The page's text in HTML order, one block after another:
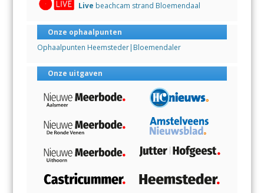
Live beachcam strand Bloemendaal
Onze ophaalpunten
Ophaalpunten Heemsteder|Bloemendaler
Onze uitgaven